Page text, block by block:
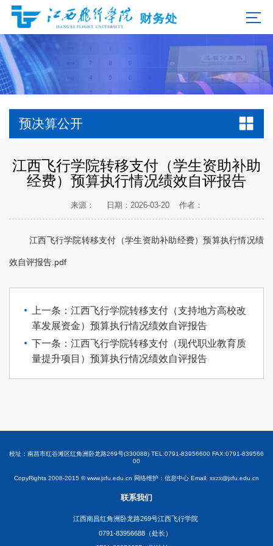
预决算公开
江西飞行学院转移支付（学生资助补助
经费）预算执行情况绩效自评报告
来源： 日期：2026-03-20 作者：
江西飞行学院转移支付（学生资助补助经费）预算执行情况绩
效自评报告.pdf
上一条：江西飞行学院转移支付（支持地方高校改
革发展资金）预算执行情况绩效自评报告
下一条：江西飞行学院转移支付（现代职业教育质
量提升项目）预算执行情况绩效自评报告
校址：南昌市红谷滩区红角洲卧龙路269号(330088) TEL:0791-83956600 FAX:0791-839566
00
CopyRights 2008-2015 © www.jxfu.edu.cn 网络维护：信息中心 Email: xxzx@jxfu.edu.cn
联系我们
江西南昌红角洲卧龙路269号江西飞行学院
0791-83956688（处长）